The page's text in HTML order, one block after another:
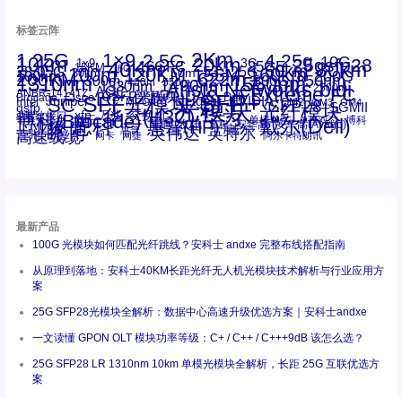
标签云阵
1.25G 1x9 1×9 2.5G 2Km 3G 4.25g 10G
10km 15KM 16G 16GFC 20km 25GE 25gsfp28
28.05G 30km 40Km 50m 53.125G 60km 80km
100km 100m 120KM 155M 160km 200G
200KM 300m 400m 550m 622m 800G 850nm
1310nm 1330nm 1490nm 1550nm 2500m
ANBR-1414TZ AOC Arista Arista Networks bidi
Brocade Cisco CSFP光模块 DAC Dell Extreme FC
Intel Juniper LC MPO-LC Netgear NVIDIA OM2 OM3 OM4
qsfp SC SFF光模块 SFP+ SFP28 SGMII
st螺纹接口 xfp 万兆 交换机 光模块 光纤模块
千兆光模块 华三 华三(H3C) 华为 单模单芯 单模双芯 博科
博科(Brocade) 博通 友讯 多模 安华高 安华高(Avago)
工业级 思科 惠普 惠普(HP) 戴尔 戴尔(Dell)
百兆 瞻博 网卡 网捷 英伟达 英特尔 阿尔卡特朗讯
高速线缆
最新产品
100G 光模块如何匹配光纤跳线？安科士 andxe 完整布线搭配指南
从原理到落地：安科士40KM长距光纤无人机光模块技术解析与行业应用方
案
25G SFP28光模块全解析：数据中心高速升级优选方案｜安科士andxe
一文读懂 GPON OLT 模块功率等级：C+ / C++ / C+++9dB 该怎么选？
25G SFP28 LR 1310nm 10km 单模光模块全解析，长距 25G 互联优选方
案